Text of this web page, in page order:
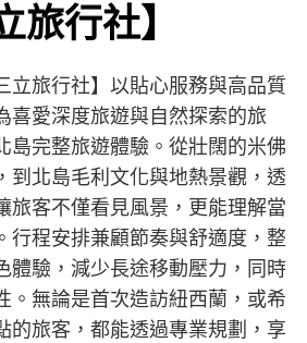
旅行社】
立旅行社】以貼心服務與高品質
喜愛深度旅遊與自然探索的旅
島完整旅遊體驗。從壯闊的米佛
到北島毛利文化與地熱景觀，透
旅客不僅看見風景，更能理解當
行程安排兼顧節奏與舒適度，整
體驗，減少長途移動壓力，同時
。無論是首次造訪紐西蘭，或希
的旅客，都能透過專業規劃，享